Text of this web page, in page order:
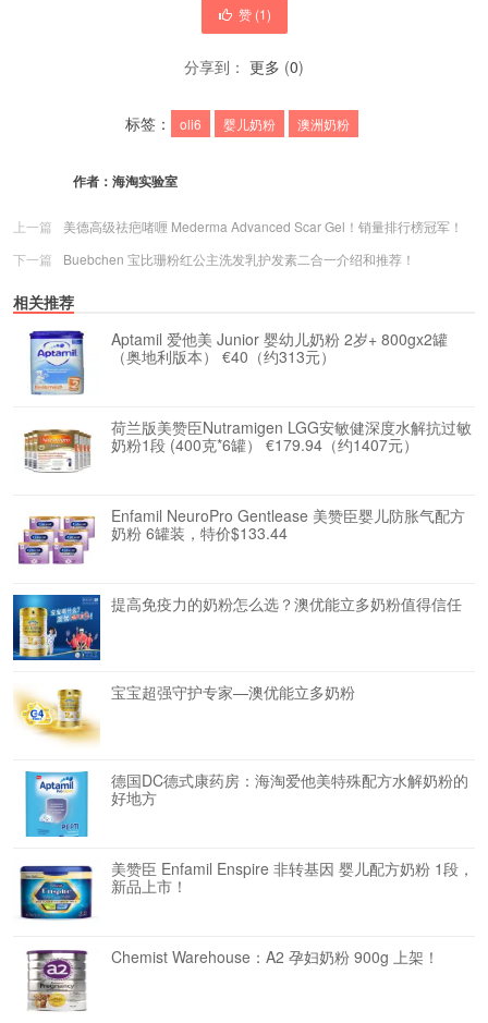
赞 (1)
分享到： 更多 (0)
标签： oli6 婴儿奶粉 澳洲奶粉
作者： 海淘实验室
上一篇
美德高级祛疤啫喱 Mederma Advanced Scar Gel！销量排行榜冠军！
下一篇
Buebchen 宝比珊粉红公主洗发乳护发素二合一介绍和推荐！
相关推荐
Aptamil 爱他美 Junior 婴幼儿奶粉 2岁+ 800gx2罐
（奥地利版本） €40（约313元）
荷兰版美赞臣Nutramigen LGG安敏健深度水解抗过敏
奶粉1段 (400克*6罐） €179.94（约1407元）
Enfamil NeuroPro Gentlease 美赞臣婴儿防胀气配方
奶粉 6罐装，特价$133.44
提高免疫力的奶粉怎么选？澳优能立多奶粉值得信任
宝宝超强守护专家—澳优能立多奶粉
德国DC德式康药房：海淘爱他美特殊配方水解奶粉的
好地方
美赞臣 Enfamil Enspire 非转基因 婴儿配方奶粉 1段，
新品上市！
Chemist Warehouse：A2 孕妇奶粉 900g 上架！